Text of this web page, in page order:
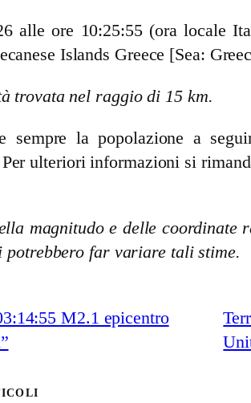
alle ore 10:25:55 (ora locale
Islands Greece [Sea:
trovata nel raggio di 15 km.
sempre la popolazione a
ulteriori informazioni si
magnitudo e delle coordinate
far variare tali stime.
M2.1 epicentro